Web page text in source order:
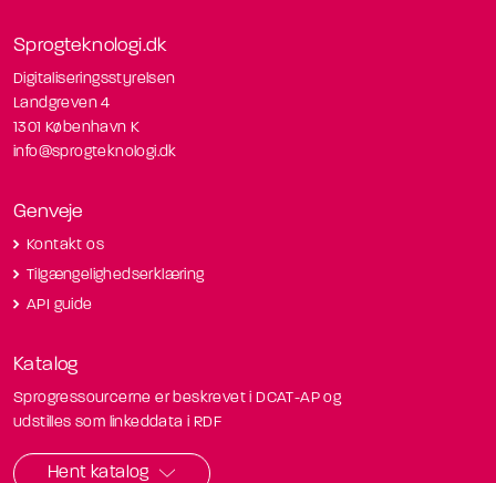
Sprogteknologi.dk
Digitaliseringsstyrelsen
Landgreven 4
1301 København K
info@sprogteknologi.dk
Genveje
Kontakt os
Tilgængelighedserklæring
API guide
Katalog
Sprogressourcerne er beskrevet i DCAT-AP og
udstilles som linkeddata i RDF
Hent katalog